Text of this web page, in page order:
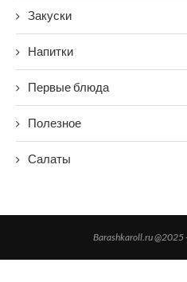
Закуски
Напитки
Первые блюда
Полезное
Салаты
Barashkaroll.ru @2025